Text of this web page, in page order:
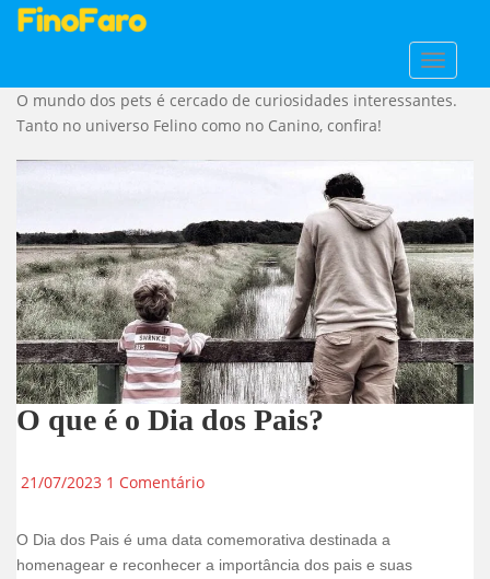
O mundo dos pets é cercado de curiosidades interessantes.
Tanto no universo Felino como no Canino, confira!
O que é o Dia dos Pais?
21/07/2023 1 Comentário
O Dia dos Pais é uma data comemorativa destinada a
homenagear e reconhecer a importância dos pais e suas